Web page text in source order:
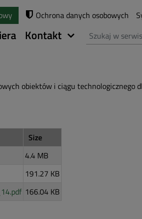
Ochrona danych osobowych
Kontakt Szukaj
obiektów i ciągu technologicznego
Size
4.4 MB
191.27 KB
166.04 KB